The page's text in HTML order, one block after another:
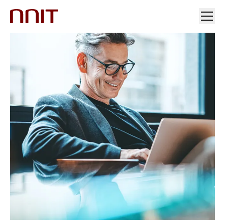
解决方案
行业洞察
投资者关系与新闻
加入我们